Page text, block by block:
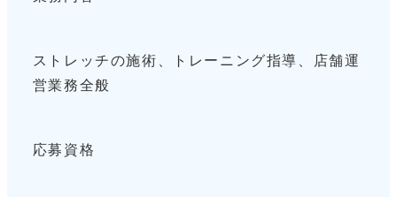
ストレッチの施術、トレーニング指導、店舗運
営業務全般
応募資格